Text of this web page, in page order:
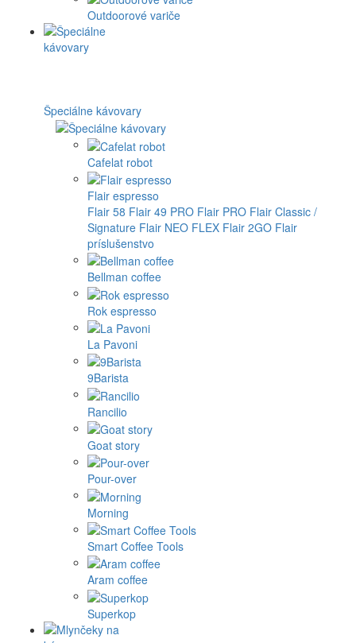
Outdoorové variče
Špeciálne kávovary
Cafelat robot
Flair espresso
Flair 58 Flair 49 PRO Flair PRO Flair Classic /
Signature Flair NEO FLEX Flair 2GO Flair
príslušenstvo
Bellman coffee
Rok espresso
La Pavoni
9Barista
Rancilio
Goat story
Pour-over
Morning
Smart Coffee Tools
Aram coffee
Superkop